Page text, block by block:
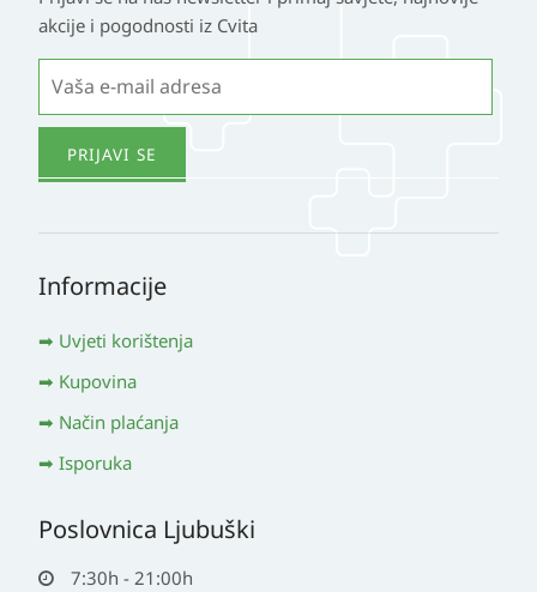
akcije i pogodnosti iz Cvita
Informacije
Uvjeti korištenja
Kupovina
Način plaćanja
Isporuka
Poslovnica Ljubuški
7:30h - 21:00h